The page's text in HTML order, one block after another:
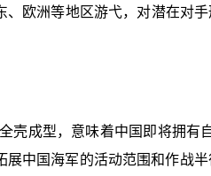
欧洲等地区游弋，对潜在对
壳成型，意味着中国即将拥
中国海军的活动范围和作战